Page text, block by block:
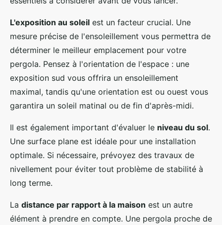
L'exposition au soleil est un facteur crucial. Une
mesure précise de l'ensoleillement vous permettra de
déterminer le meilleur emplacement pour votre
pergola. Pensez à l'orientation de l'espace : une
exposition sud vous offrira un ensoleillement
maximal, tandis qu'une orientation est ou ouest vous
garantira un soleil matinal ou de fin d'après-midi.
Il est également important d'évaluer le niveau du sol.
Une surface plane est idéale pour une installation
optimale. Si nécessaire, prévoyez des travaux de
nivellement pour éviter tout problème de stabilité à
long terme.
La distance par rapport à la maison est un autre
élément à prendre en compte. Une pergola proche de